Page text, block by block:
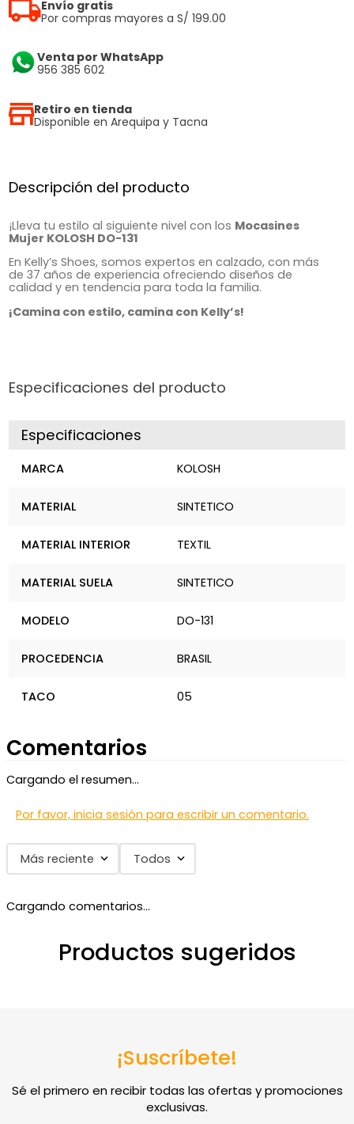
Envío gratis
Por compras mayores a S/ 199.00
Venta por WhatsApp
956 385 602
Retiro en tienda
Disponible en Arequipa y Tacna
Descripción del producto
¡Lleva tu estilo al siguiente nivel con los Mocasines
Mujer KOLOSH DO-131
En Kelly’s Shoes, somos expertos en calzado, con más
de 37 años de experiencia ofreciendo diseños de
calidad y en tendencia para toda la familia.
¡Camina con estilo, camina con Kelly’s!
Especificaciones del producto
Especificaciones
MARCA KOLOSH
MATERIAL SINTETICO
MATERIAL INTERIOR TEXTIL
MATERIAL SUELA SINTETICO
MODELO DO-131
PROCEDENCIA BRASIL
TACO 05
Comentarios
Cargando el resumen…
Por favor, inicia sesión para escribir un comentario.
Más reciente Todos
Cargando comentarios…
Productos sugeridos
¡Suscríbete!